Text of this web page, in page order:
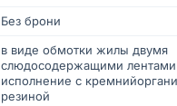
Без брони
в виде обмотки жилы двумя
слюдосодержащими
исполнение с
резиной